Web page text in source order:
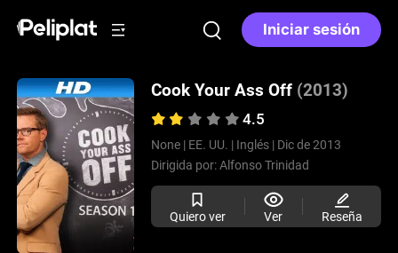
Iniciar sesión
Cook Your Ass Off (2013)
4.5
None | EE. UU. | Inglés | Dic de 2013
Dirigida por:Alfonso Trinidad
Quiero ver Ver Reseña